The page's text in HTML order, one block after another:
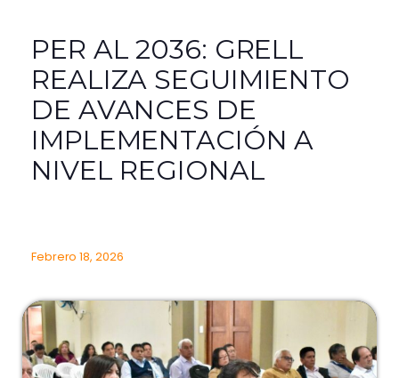
PER AL 2036: GRELL
REALIZA SEGUIMIENTO
DE AVANCES DE
IMPLEMENTACIÓN A
NIVEL REGIONAL
Febrero 18, 2026